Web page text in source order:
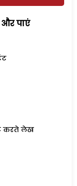
और पाएं
करते लेख